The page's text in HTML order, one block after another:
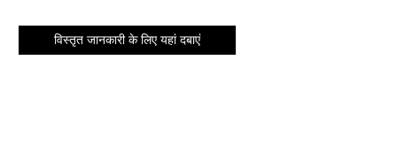
विस्तृत जानकारी के लिए यहां दबाएं